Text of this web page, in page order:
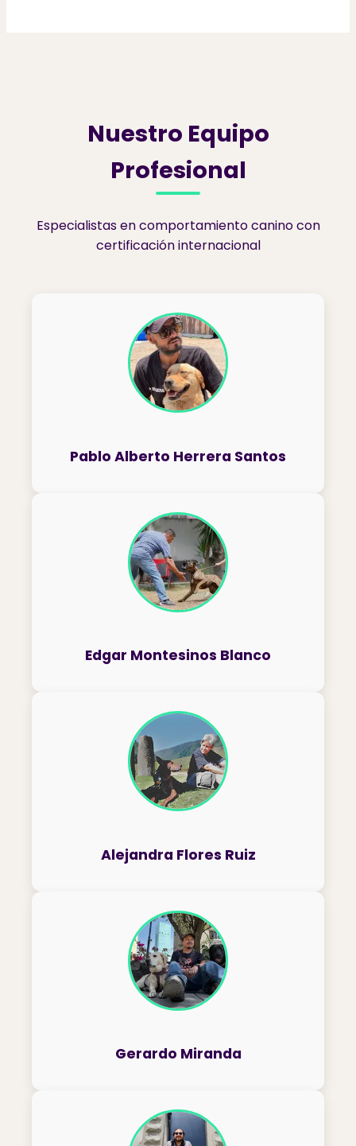
Nuestro Equipo
Profesional
Especialistas en comportamiento canino con
certificación internacional
Pablo Alberto Herrera Santos
Edgar Montesinos Blanco
Alejandra Flores Ruiz
Gerardo Miranda